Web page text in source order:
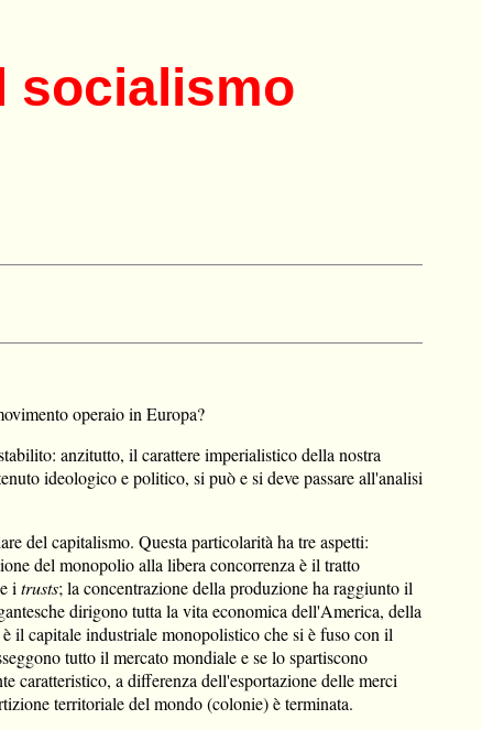
socialismo
operaio in Europa?
anzitutto, il carattere imperialistico della nostra
ideologico e politico, si può e si deve passare all'analisi
del capitalismo. Questa particolarità ha tre aspetti:
del monopolio alla libera concorrenza è il tratto
i trusts; la concentrazione della produzione ha raggiunto il
dirigono tutta la vita economica dell'America, della
capitale industriale monopolistico che si è fuso con il
tutto il mercato mondiale e se lo spartiscono
caratteristico, a differenza dell'esportazione delle merci
territoriale del mondo (colonie) è terminata.